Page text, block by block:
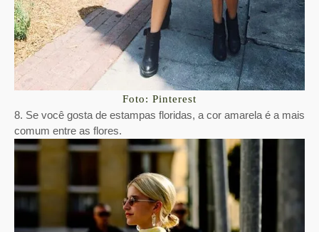
Foto: Pinterest
8. Se você gosta de estampas floridas, a cor amarela é a mais
comum entre as flores.